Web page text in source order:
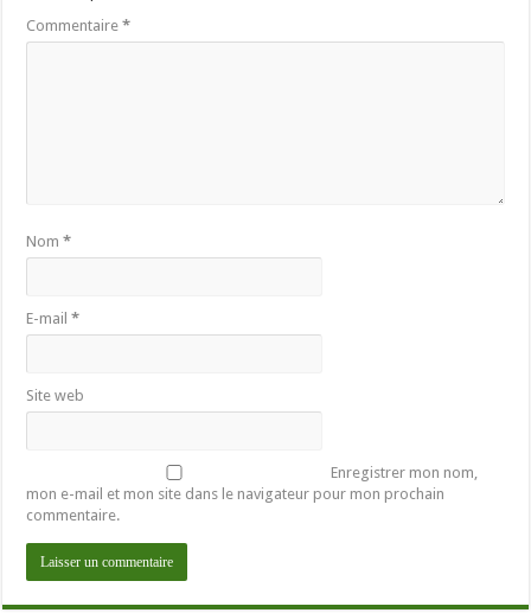
Commentaire*
Nom*
E-mail*
Site web
Enregistrer mon nom,
mon e-mail et mon site dans le navigateur pour mon prochain
commentaire.